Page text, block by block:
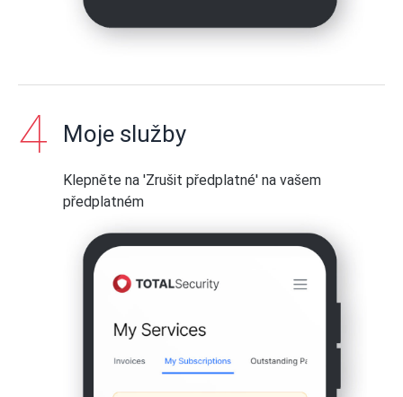
Moje služby
Klepněte na 'Zrušit předplatné' na vašem
předplatném